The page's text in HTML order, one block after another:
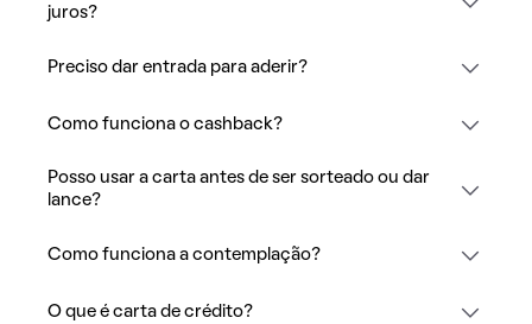
juros?
Preciso dar entrada para aderir?
Como funciona o cashback?
Posso usar a carta antes de ser sorteado ou dar
lance?
Como funciona a contemplação?
O que é carta de crédito?